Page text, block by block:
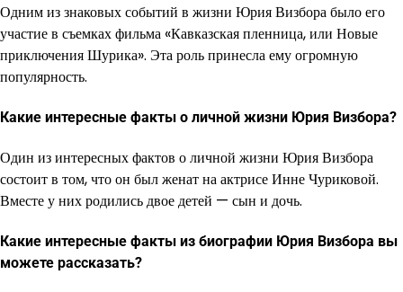
Одним из знаковых событий в жизни Юрия Визбора было его
участие в съемках фильма «Кавказская пленница, или Новые
приключения Шурика». Эта роль принесла ему огромную
популярность.
Какие интересные факты о личной жизни Юрия Визбора?
Один из интересных фактов о личной жизни Юрия Визбора
состоит в том, что он был женат на актрисе Инне Чуриковой.
Вместе у них родились двое детей — сын и дочь.
Какие интересные факты из биографии Юрия Визбора вы
можете рассказать?